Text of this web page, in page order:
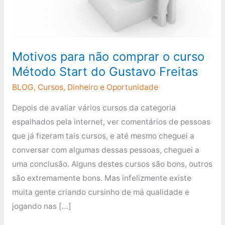
Motivos para não comprar o curso
Método Start do Gustavo Freitas
BLOG, Cursos, Dinheiro e Oportunidade
Depois de avaliar vários cursos da categoria
espalhados pela internet, ver comentários de pessoas
que já fizeram tais cursos, e até mesmo cheguei a
conversar com algumas dessas pessoas, cheguei a
uma conclusão. Alguns destes cursos são bons, outros
são extremamente bons. Mas infelizmente existe
muita gente criando cursinho de má qualidade e
jogando nas […]
do
Gustavo
Freitas